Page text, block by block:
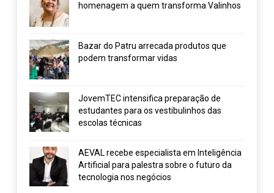
homenagem a quem transforma Valinhos
Bazar do Patru arrecada produtos que
podem transformar vidas
JovemTEC intensifica preparação de
estudantes para os vestibulinhos das
escolas técnicas
AEVAL recebe especialista em Inteligência
Artificial para palestra sobre o futuro da
tecnologia nos negócios